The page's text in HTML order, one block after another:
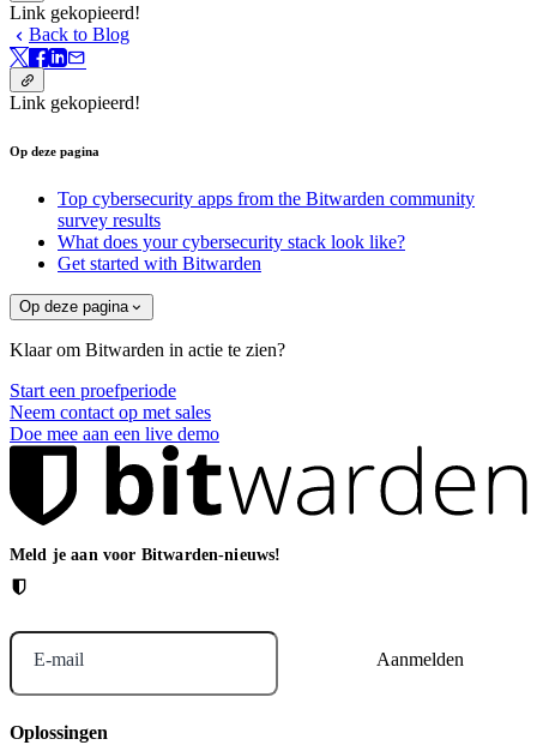
Link gekopieerd!
Back to Blog
Link gekopieerd!
Op deze pagina
Top cybersecurity apps from the Bitwarden community
survey results
What does your cybersecurity stack look like?
Get started with Bitwarden
Op deze pagina
Klaar om Bitwarden in actie te zien?
Start een proefperiode
Neem contact op met sales
Doe mee aan een live demo
Meld je aan voor Bitwarden-nieuws!
E-mail
Oplossingen